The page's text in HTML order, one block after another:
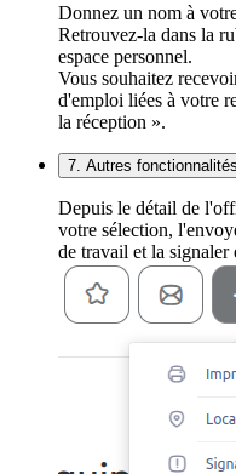
Donnez un nom à
Retrouvez-la dans la
espace personnel.
Vous souhaitez
d'emploi liées à votre
la réception ».
7. Autres fonctionnalités
Depuis le détail de
votre sélection,
de travail et la signaler